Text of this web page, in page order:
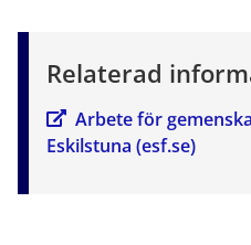
Relaterad
Arbete för
Eskilstuna (esf.se)